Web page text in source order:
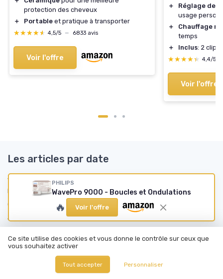
protection des cheveux
＋
Portable et pratique à transporter
★★★★★
★★★★★ 4,5/5 — 6833 avis
Voir l'offre
＋
Réglage de
usage
＋
Chauffage
temps
＋
Inclus: 2 clips
★★★★★
★★★★★ 4,4/5
Voir l'offre
PHILIPS
WavePro 9000 - Boucles et Ondulations
🔥 Voir l'offre
Les articles par date
Janvier 2024
Mars 2024
Septembre 2024
Octobre 2024
Décembre 2024
Janvier 2025
Mai 2025
Septembre 2025
Ce site utilise des cookies et vous donne le contrôle sur ceux que
vous souhaitez activer
Tout accepter Personnaliser